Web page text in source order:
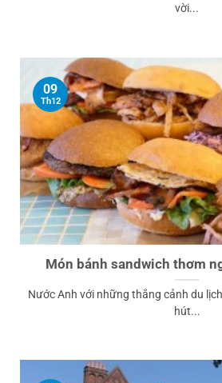
vời...
Món bánh sandwich thơm
Nước Anh với những thắng cảnh du
hút...
09
Th12